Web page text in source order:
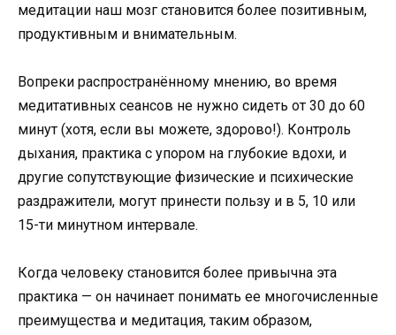
медитации наш мозг становится более позитивным,
продуктивным и внимательным.
Вопреки распространённому мнению, во время
медитативных сеансов не нужно сидеть от 30 до 60
минут (хотя, если вы можете, здорово!). Контроль
дыхания, практика с упором на глубокие вдохи, и
другие сопутствующие физические и психические
раздражители, могут принести пользу и в 5, 10 или
15-ти минутном интервале.
Когда человеку становится более привычна эта
практика — он начинает понимать ее многочисленные
преимущества и медитация, таким образом,